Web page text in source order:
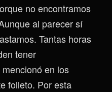
no encontramos
al parecer sí
Tantas horas
tener
en los
folleto. Por esta